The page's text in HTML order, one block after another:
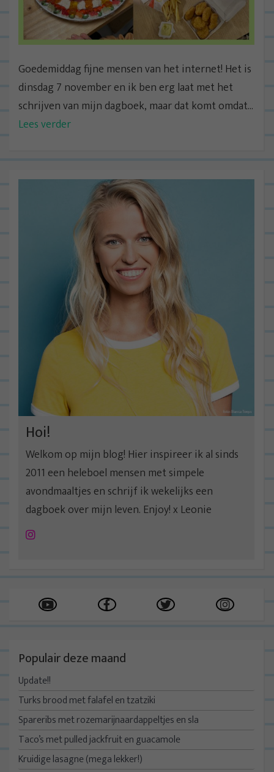
Goedemiddag fijne mensen van het internet! Het is
dinsdag 7 november en ik ben erg laat met het
schrijven van mijn dagboek, maar dat komt omdat...
Lees verder
Hoi!
Welkom op mijn blog! Hier inspireer ik al sinds
2011 een heleboel mensen met simpele
avondmaaltjes en schrijf ik wekelijks een
dagboek over mijn leven. Enjoy! x Leonie
Instagram
Populair deze maand
Update!!
Turks brood met falafel en tzatziki
Spareribs met rozemarijnaardappeltjes en sla
Taco’s met pulled jackfruit en guacamole
Kruidige lasagne (mega lekker!)